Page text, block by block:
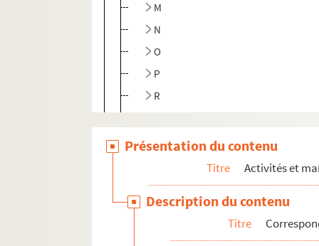
M
N
O
P
R
ALB 3.471. Liste de félibres
Oeuvres adressées à Paul Albarel
Présentation du contenu
Titre Activités et
Description du contenu
Titre